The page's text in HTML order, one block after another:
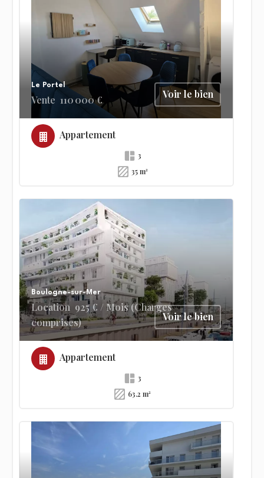
Le Portel
Vente 110 000 € Voir le bien
Appartement
3
35 m²
Boulogne-sur-Mer
Location 925 € / Mois (Charges
comprises)
Voir le bien
Appartement
3
63.2 m²